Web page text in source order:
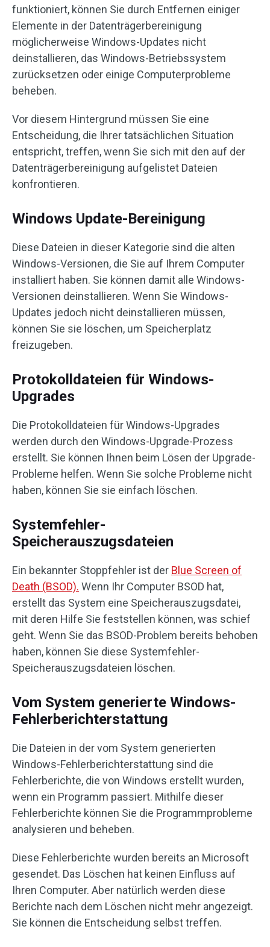
funktioniert, können Sie durch Entfernen einiger
Elemente in der Datenträgerbereinigung
möglicherweise Windows-Updates nicht
deinstallieren, das Windows-Betriebssystem
zurücksetzen oder einige Computerprobleme
beheben.
Vor diesem Hintergrund müssen Sie eine
Entscheidung, die Ihrer tatsächlichen Situation
entspricht, treffen, wenn Sie sich mit den auf der
Datenträgerbereinigung aufgelistet Dateien
konfrontieren.
Windows Update-Bereinigung
Diese Dateien in dieser Kategorie sind die alten
Windows-Versionen, die Sie auf Ihrem Computer
installiert haben. Sie können damit alle Windows-
Versionen deinstallieren. Wenn Sie Windows-
Updates jedoch nicht deinstallieren müssen,
können Sie sie löschen, um Speicherplatz
freizugeben.
Protokolldateien für Windows-
Upgrades
Die Protokolldateien für Windows-Upgrades
werden durch den Windows-Upgrade-Prozess
erstellt. Sie können Ihnen beim Lösen der Upgrade-
Probleme helfen. Wenn Sie solche Probleme nicht
haben, können Sie sie einfach löschen.
Systemfehler-
Speicherauszugsdateien
Ein bekannter Stoppfehler ist der Blue Screen of
Death (BSOD). Wenn Ihr Computer BSOD hat,
erstellt das System eine Speicherauszugsdatei,
mit deren Hilfe Sie feststellen können, was schief
geht. Wenn Sie das BSOD-Problem bereits behoben
haben, können Sie diese Systemfehler-
Speicherauszugsdateien löschen.
Vom System generierte Windows-
Fehlerberichterstattung
Die Dateien in der vom System generierten
Windows-Fehlerberichterstattung sind die
Fehlerberichte, die von Windows erstellt wurden,
wenn ein Programm passiert. Mithilfe dieser
Fehlerberichte können Sie die Programmprobleme
analysieren und beheben.
Diese Fehlerberichte wurden bereits an Microsoft
gesendet. Das Löschen hat keinen Einfluss auf
Ihren Computer. Aber natürlich werden diese
Berichte nach dem Löschen nicht mehr angezeigt.
Sie können die Entscheidung selbst treffen.